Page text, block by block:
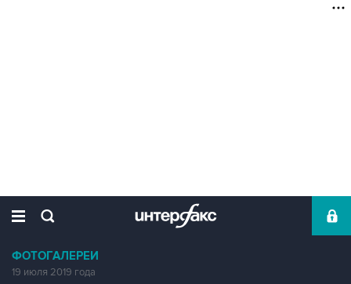
ФОТОГАЛЕРЕИ
19 июля 2019 года